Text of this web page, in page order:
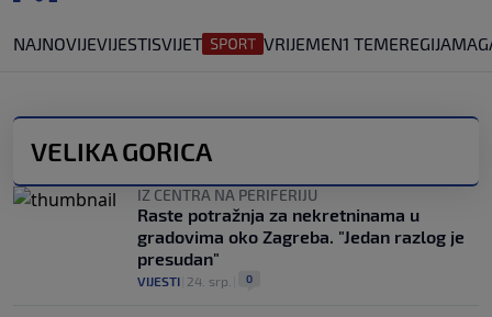
NAJNOVIJEVIJESTISVIJET VRIJEMEN1 TEMEREGIJA
VELIKA GORICA
IZ CENTRA NA PERIFERIJU
Raste potražnja za nekretninama u
gradovima oko Zagreba. "Jedan razlog je
presudan"
VIJESTI 24. srp. 0